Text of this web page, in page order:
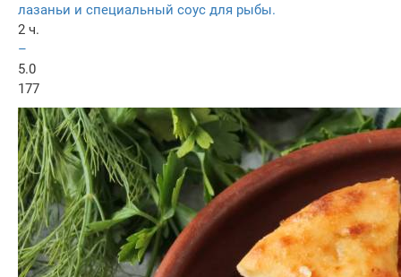
лазаньи и специальный соус для рыбы.
2 ч.
–
5.0
177